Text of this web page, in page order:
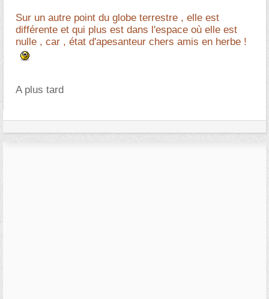
Sur un autre point du globe terrestre , elle est
différente et qui plus est dans l'espace où elle est
nulle , car , état d'apesanteur chers amis en herbe !
A plus tard